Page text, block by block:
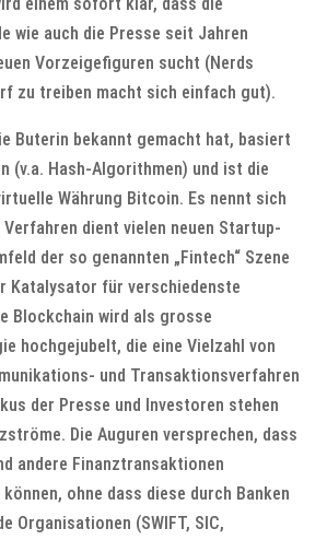
wie auch die Presse seit Jahren
Vorzeigefiguren sucht (Nerds
zu treiben macht sich einfach gut).
Buterin bekannt gemacht hat, basiert
(v.a. Hash-Algorithmen) und ist die
Währung Bitcoin. Es nennt sich
dient vielen neuen Startup-
der so genannten „Fintech“ Szene
Katalysator für verschiedenste
Blockchain wird als grosse
hochgejubelt, die eine Vielzahl von
und Transaktionsverfahren
der Presse und Investoren stehen
Die Auguren versprechen, dass
andere Finanztransaktionen
ohne dass diese durch Banken
Organisationen (SWIFT, SIC,